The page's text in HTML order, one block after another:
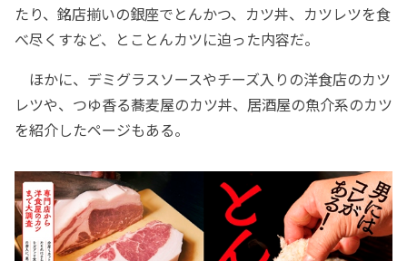
たり、銘店揃いの銀座でとんかつ、カツ丼、カツレツを食
べ尽くすなど、とことんカツに迫った内容だ。
ほかに、デミグラスソースやチーズ入りの洋食店のカツ
レツや、つゆ香る蕎麦屋のカツ丼、居酒屋の魚介系のカツ
を紹介したページもある。